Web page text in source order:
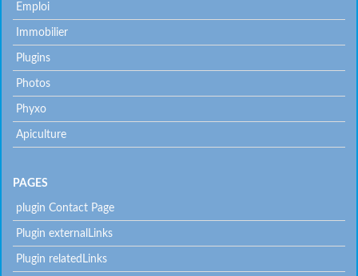
Emploi
Immobilier
Plugins
Photos
Phyxo
Apiculture
PAGES
plugin Contact Page
Plugin externalLinks
Plugin relatedLinks